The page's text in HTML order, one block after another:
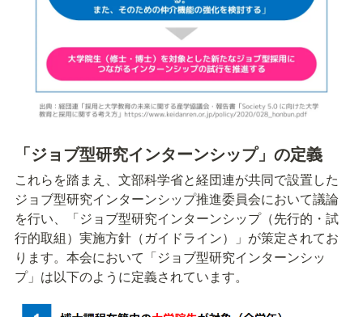
「ジョブ型研究インターンシップ」の定義
これらを踏まえ、文部科学省と経団連が共同で設置した
ジョブ型研究インターンシップ推進委員会において議論
を行い、「ジョブ型研究インターンシップ（先行的・試
行的取組）実施方針（ガイドライン）」が策定されてお
ります。本会において「ジョブ型研究インターンシッ
プ」は以下のように定義されています。